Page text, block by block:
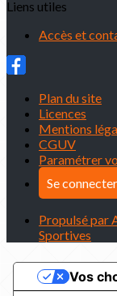
Liens utiles
Accès et
Plan du site
Licences
Mentions
CGUV
Paramétrer
Se connecter
Propulsé par
Sportives
Vos